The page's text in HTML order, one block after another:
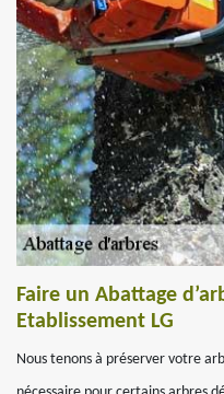
Faire un Abattage
Etablissement LG
Nous tenons à préserver votre